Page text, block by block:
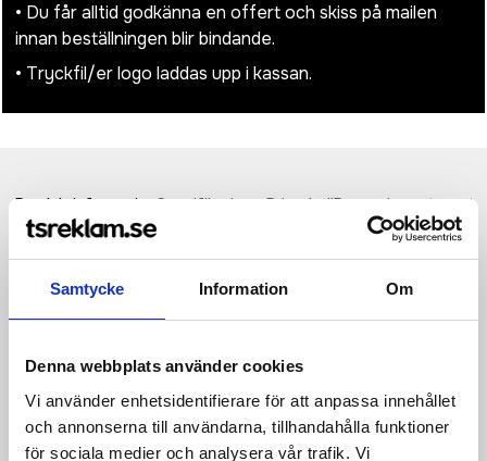
Samtycke Information Om
Denna webbplats använder cookies
Vi använder enhetsidentifierare för att anpassa innehållet
och annonserna till användarna, tillhandahålla funktioner
för sociala medier och analysera vår trafik. Vi
• Du får alltid godkänna en offert och skiss på mailen
innan beställningen blir bindande.
• Tryckfil/er logo laddas upp i kassan.
ProduktinformationSpecifikationerPristabellRecensioner
USB-uppladdningsbar nyckelringsficklampa tillverkad av RCS-
återvunnen ABS. Nyckelringens 1 LED-lampa klarar upp till 3
blinkande) Ljusavstånd upp till 10 meter. Förpackad i FSC-
mixad plastlåda. Totalt återvunnet innehåll: 33 % baserat på
artikelns totala vikt. RCS-certifiering säkerställer en helt
certifierad leveranskedja för återvunnet material. Fri från PVC.